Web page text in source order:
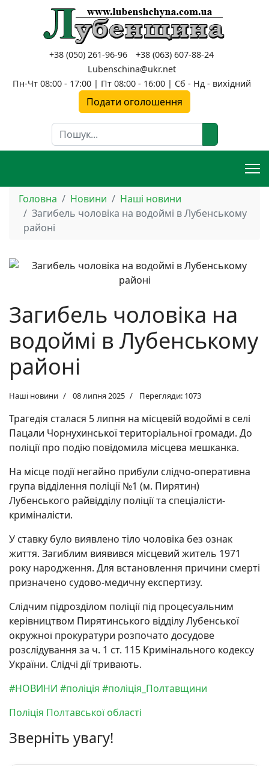
+38 (050) 261-96-96
+38 (063) 607-88-24
Lubenschina@ukr.net
Пн-Чт 08:00 - 17:00 | Пт 08:00 - 16:00 | Сб - Нд - вихідний
Подати оголошення
Пошук
Головна Новини
Наші новини
Загибель чоловіка на водоймі в Лубенському
районі
Загибель чоловіка на
водоймі в Лубенському
районі
Наші новини 08 липня 2025 Перегляди: 1073
Трагедія сталася 5 липня на місцевій водоймі в селі
Пацали Чорнухинської територіальної громади. До
поліції про подію повідомила місцева мешканка.
На місце події негайно прибули слідчо-оперативна
група відділення поліції №1 (м. Пирятин)
Лубенського райвідділу поліції та спеціалісти-
криміналісти.
У ставку було виявлено тіло чоловіка без ознак
життя. Загиблим виявився місцевий житель 1971
року народження. Для встановлення причини смерті
призначено судово-медичну експертизу.
Слідчим підрозділом поліції під процесуальним
керівництвом Пирятинського відділу Лубенської
окружної прокуратури розпочато досудове
розслідування за ч. 1 ст. 115 Кримінального кодексу
України. Слідчі дії тривають.
#НОВИНИ #поліція #поліція_Полтавщини
Поліція Полтавської області
Зверніть увагу!